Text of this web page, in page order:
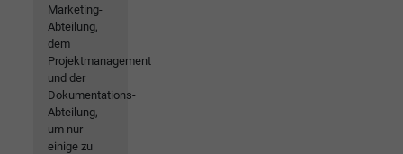
Marketing-
Abteilung,
dem
Projektmanagement
und der
Dokumentations-
Abteilung,
um nur
einige zu